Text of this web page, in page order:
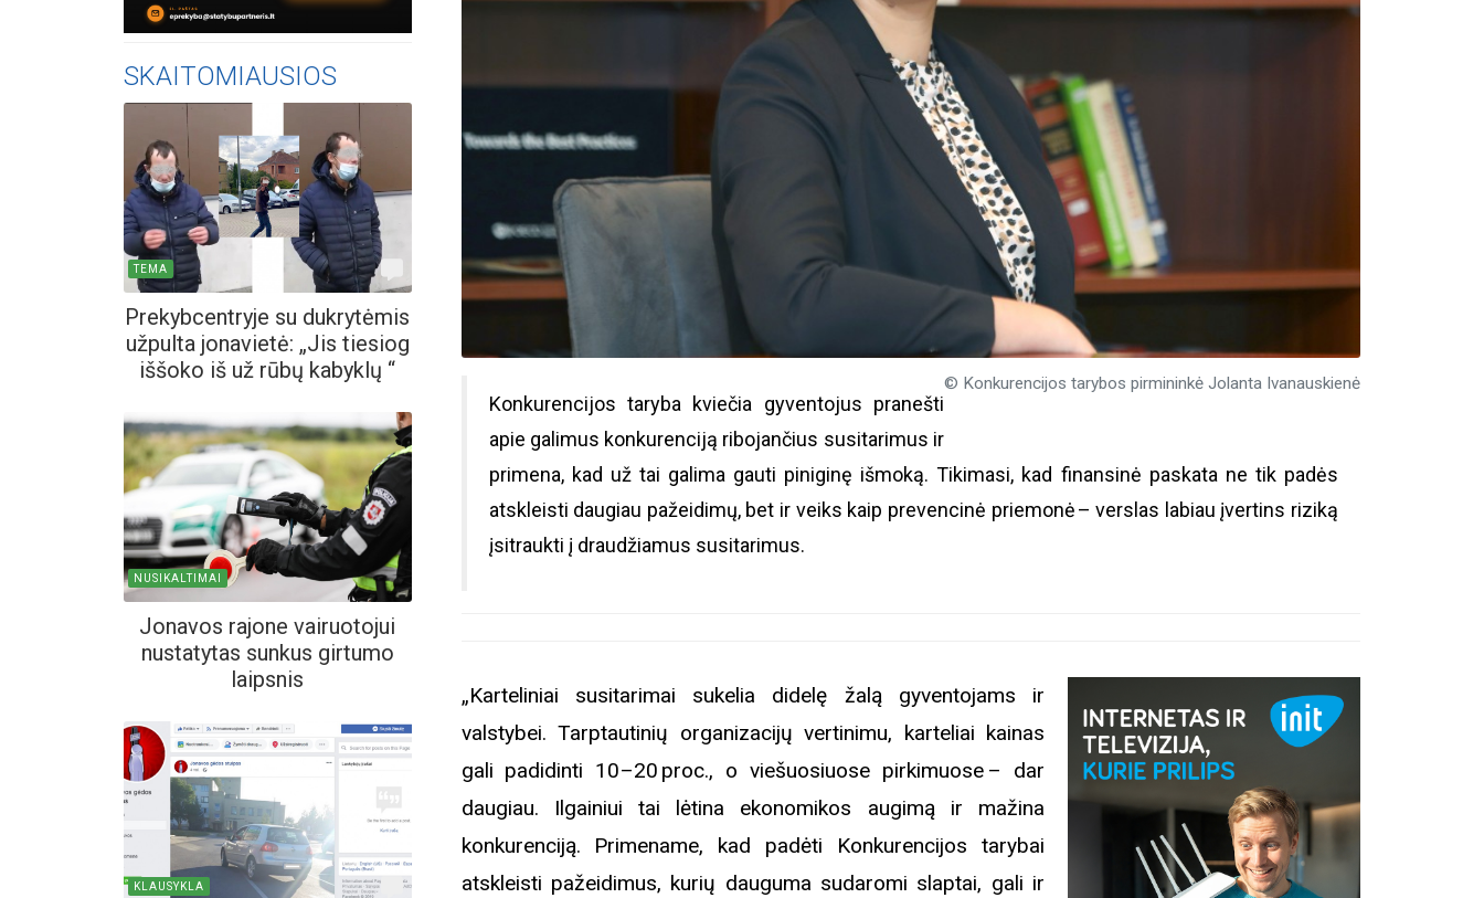
SKAITOMIAUSIOS
TEMA
Prekybcentryje su dukrytėmis
užpulta jonavietė: „Jis tiesiog
iššoko iš už rūbų kabyklų “
NUSIKALTIMAI
Jonavos rajone vairuotojui
nustatytas sunkus girtumo
laipsnis
KLAUSYKLA
© Konkurencijos tarybos pirmininkė Jolanta Ivanauskienė
Konkurencijos taryba kviečia gyventojus pranešti
apie galimus konkurenciją ribojančius susitarimus ir
primena, kad už tai galima gauti piniginę išmoką. Tikimasi, kad finansinė paskata ne tik padės
atskleisti daugiau pažeidimų, bet ir veiks kaip prevencinė priemonė – verslas labiau įvertins riziką
įsitraukti į draudžiamus susitarimus.
„Karteliniai susitarimai sukelia didelę žalą gyventojams ir
valstybei. Tarptautinių organizacijų vertinimu, karteliai kainas
gali padidinti 10–20 proc., o viešuosiuose pirkimuose – dar
daugiau. Ilgainiui tai lėtina ekonomikos augimą ir mažina
konkurenciją. Primename, kad padėti Konkurencijos tarybai
atskleisti pažeidimus, kurių dauguma sudaromi slaptai, gali ir